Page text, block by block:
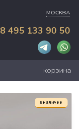
МОСКВА
8 495 133 90 50
корзина
в наличии